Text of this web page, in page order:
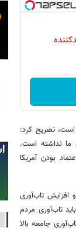
است، تصریح کرد:
ما نداشته است.
بودن آمریکا
افزایش تاب‌آوری
تاب‌آوری مردم
جامعه بالا